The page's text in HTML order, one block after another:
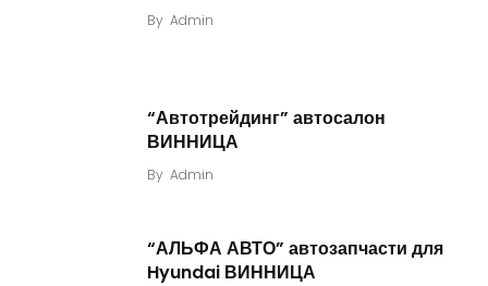
By Admin
“Автотрейдинг” автосалон
ВИННИЦА
By Admin
“АЛЬФА АВТО” автозапчасти для
Hyundai ВИННИЦА